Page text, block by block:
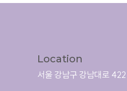
Location
서울 강남구 강남대로